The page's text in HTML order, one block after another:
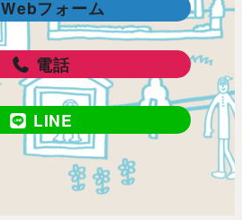
Webフォーム
電話
LINE